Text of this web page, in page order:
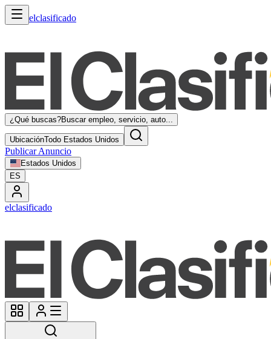
elclasificado
¿Qué buscas?Buscar empleo, servicio, auto...
UbicaciónTodo Estados Unidos
Publicar Anuncio
Estados Unidos
ES
elclasificado